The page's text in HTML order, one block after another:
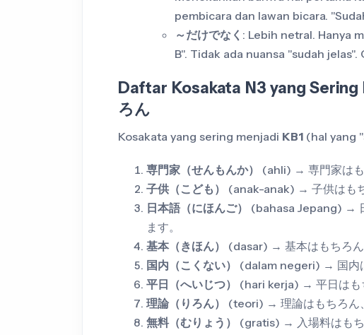
pembicara dan lawan bicara.
～だけでなく : Lebih netral. Hanya
B". Tidak ada nuansa "sudah
Daftar Kosakata N3 yang Sering
ろん
Kosakata yang sering menjadi KB1 (hal yang
専門家（せんもんか）
(ahli) → 専門家はも
子供（こども）
(anak-anak) → 子供はも
日本語（にほんご）
(bahasa Jepang) →
ます。
基本（きほん）
(dasar) → 基本はもちろん
国内（こくない）
(dalam negeri) → 国内
平日（へいじつ）
(hari kerja) → 平日はも
理論（りろん）
(teori) → 理論はもちろん
無料（むりょう）
(gratis) → 入場料はもち